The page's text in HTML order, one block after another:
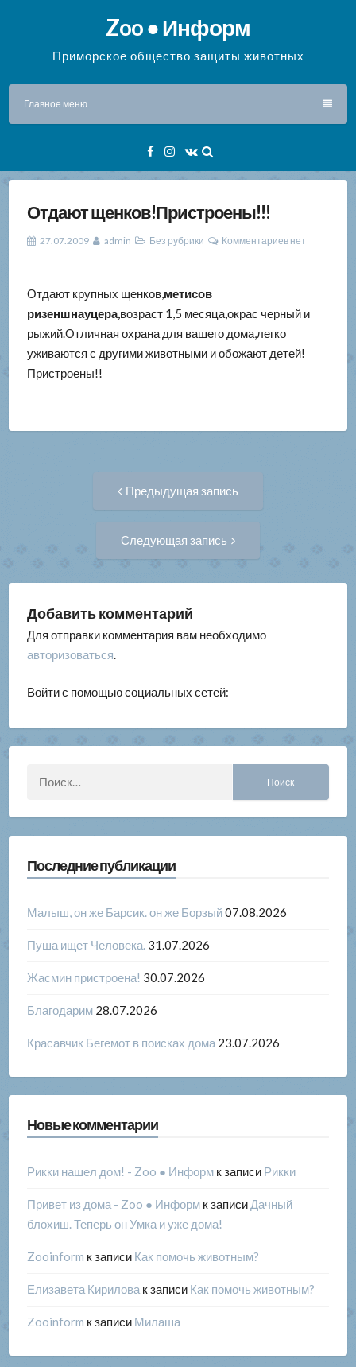
содержимому
Zoo ● Информ
Приморское общество защиты животных
Главное меню
Facebook
Instagram
VK
Отдают щенков!Пристроены!!!
27.07.2009 admin Без рубрики Комментариев нет
Отдают крупных щенков,метисов
ризеншнауцера,возраст 1,5 месяца,окрас черный и
рыжий.Отличная охрана для вашего дома,легко
уживаются с другими животными и обожают детей!
Пристроены!!
Навигация
записям
Предыдущая запись
Следующая запись
Добавить комментарий
Для отправки комментария вам необходимо
авторизоваться.
Войти с помощью социальных сетей:
Последние публикации
Малыш, он же Барсик. он же Борзый07.08.2026
Пуша ищет Человека. 31.07.2026
Жасмин пристроена! 30.07.2026
Благодарим 28.07.2026
Красавчик Бегемот в поисках дома 23.07.2026
Новые комментарии
Рикки нашел дом! - Zoo ● Информк записи Рикки
Привет из дома - Zoo ● Информк записи Дачный
блохиш. Теперь он Умка и уже дома!
Zooinform к записи Как помочь животным?
Елизавета Кириловак записи Как помочь животным?
Zooinform к записи Милаша